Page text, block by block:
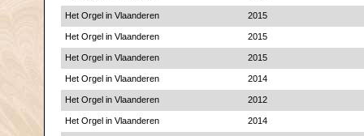
Het Orgel in Vlaanderen 2015
Het Orgel in Vlaanderen 2015
Het Orgel in Vlaanderen 2015
Het Orgel in Vlaanderen 2014
Het Orgel in Vlaanderen 2012
Het Orgel in Vlaanderen 2014